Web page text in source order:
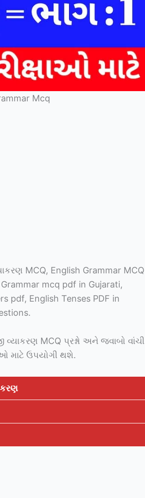
Mcq
MCQ, English Grammar MCQ
mcq pdf in Gujarati,
pdf, English Tenses PDF in
MCQ પ્રશ્નો અને જવાબો વાંચી
માટે ઉપયોગી થશે.